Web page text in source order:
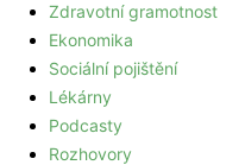
Zdravotní gramotnost
Ekonomika
Sociální pojištění
Lékárny
Podcasty
Rozhovory